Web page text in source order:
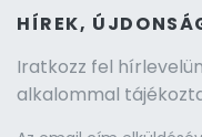
HÍREK,
Iratkozz fel
alkalommal